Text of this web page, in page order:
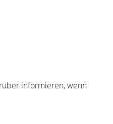
informieren, wenn